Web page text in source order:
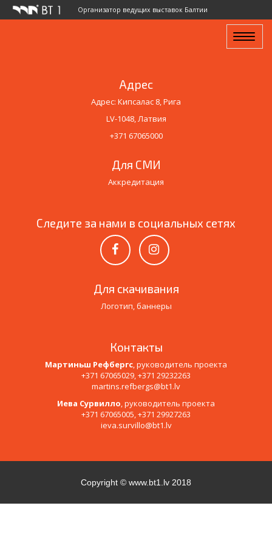
Организатор ведущих выставок Балтии
Toggle
Адрес
Адрес: Кипсалас 8, Рига
LV-1048, Латвия
+371 67065000
Для СМИ
Аккредитация
Следите за нами в социальных сетях
Для скачивания
Логотип, баннеры
Контакты
Мартиньш Рефбергс, руководитель проекта
+371 67065029, +371 29232263
martins.refbergs@bt1.lv
Иева Сурвилло, руководитель проекта
+371 67065005, +371 29927263
ieva.survillo@bt1.lv
Copyright © www.bt1.lv 2018